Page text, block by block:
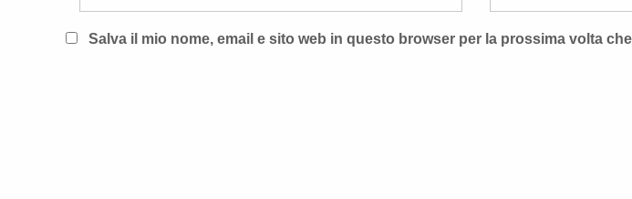
Salva il mio nome, email e sito web in questo browser per la prossima volta